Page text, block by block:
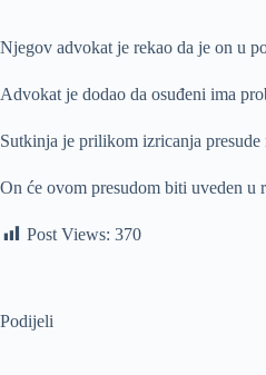
Njegov advokat je rekao da je on u
Advokat je dodao da osuđeni ima
Sutkinja je prilikom izricanja
On će ovom presudom biti uveden u
Post Views: 370
Podijeli